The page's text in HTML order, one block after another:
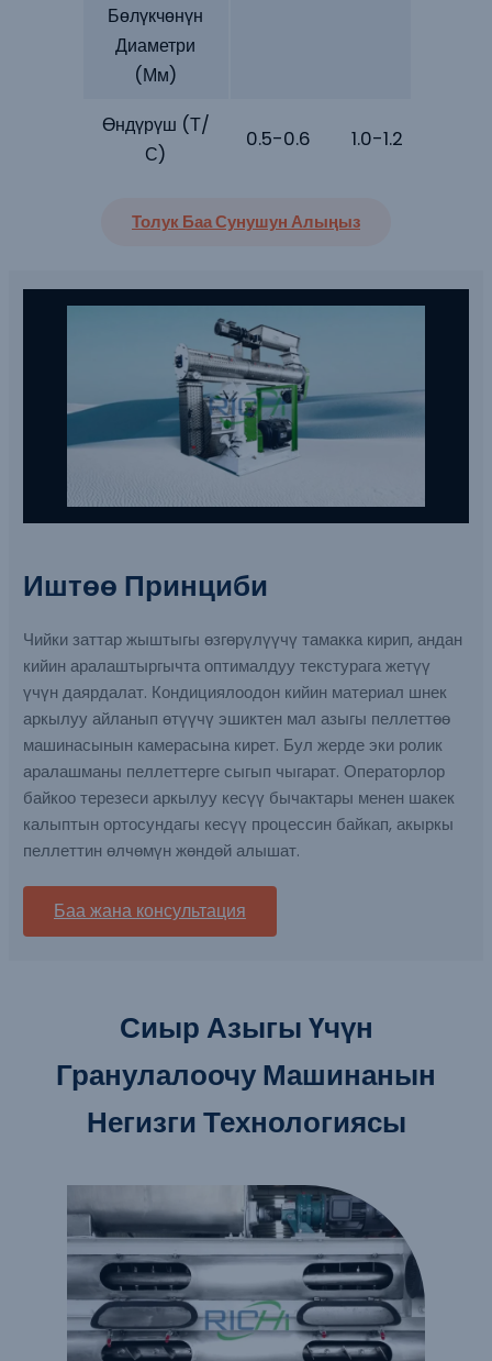
Бөлүкчөнүн
Диаметри
(мм)
Өндүрүш (Т/
С)
0.5-0.6 1.0-1.2
Толук Баа Сунушун Алыңыз
Иштөө Принциби
Чийки заттар жыштыгы өзгөрүлүүчү тамакка кирип, андан
кийин аралаштыргычта оптималдуу текстурага жетүү
үчүн даярдалат. Кондициялоодон кийин материал шнек
аркылуу айланып өтүүчү эшиктен мал азыгы пеллеттөө
машинасынын камерасына кирет. Бул жерде эки ролик
аралашманы пеллеттерге сыгып чыгарат. Операторлор
байкоо терезеси аркылуу кесүү бычактары менен шакек
калыптын ортосундагы кесүү процессин байкап, акыркы
пеллеттин өлчөмүн жөндөй алышат.
Баа жана консультация
Сиыр Азыгы Үчүн
Гранулалоочу Машинанын
Негизги Технологиясы